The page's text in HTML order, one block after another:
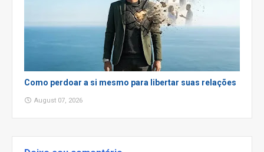
Como perdoar a si mesmo para libertar suas relações
August 07, 2026